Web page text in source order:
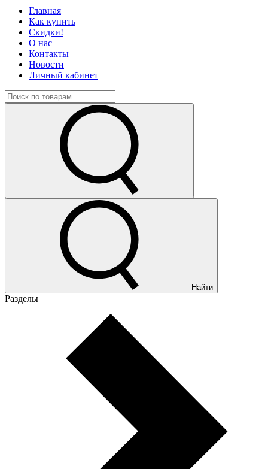
Главная
Как купить
Скидки!
О нас
Контакты
Новости
Личный кабинет
Найти
Разделы